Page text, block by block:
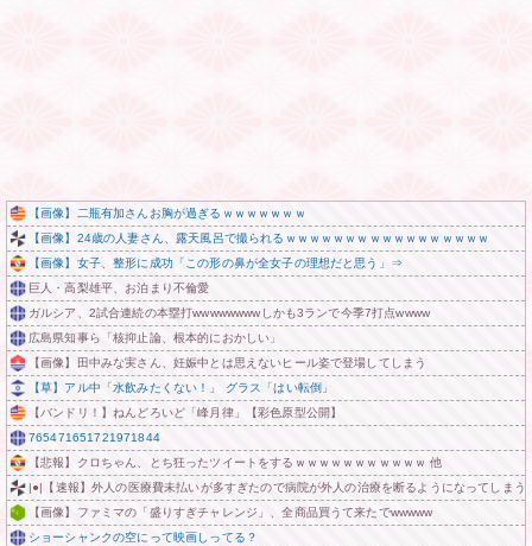
【画像】二瓶有加さんお胸が過ぎるｗｗｗｗｗｗｗ
【画像】24歳の人妻さん、露天風呂で撮られるｗｗｗｗｗｗｗｗｗｗｗｗｗｗｗｗｗ
【画像】女子、整形に成功「この形の鼻が全女子の理想だと思う」⇒
巨人・高梨雄平、お泊まり不倫愛
ガルシア、2試合連続の本塁打wwwwwwwwしかも3ランで今季7打点wwww
広島県知事ら「核抑止論、根本的におかしい」
【画像】田中みな実さん、妊娠中とは思えないヒール姿で登場してしまう
【草】アル中「水飲みたくない！」 グラス「はい転倒」
【バンドリ！】ねんどろいど「峰月律」【彩色原型公開】
765471651721971844
【悲報】クロちゃん、とち狂ったツイートをするｗｗｗｗｗｗｗｗｗｗｗ 他
|●|【速報】外人の医療費未払いが多すぎたので病院が外人の治療を断るようになってしまう
【画像】ファミマの「盛りすぎチャレンジ」、全商品買うて来たでwwwww
ショーシャンクの空にって映画しってる？